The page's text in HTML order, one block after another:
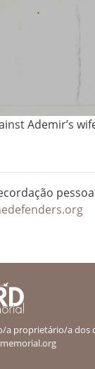
Ademir’s
proprietário/a